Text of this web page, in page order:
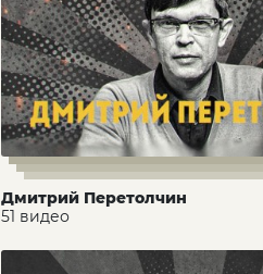
Дмитрий Перетолчин
51 видео